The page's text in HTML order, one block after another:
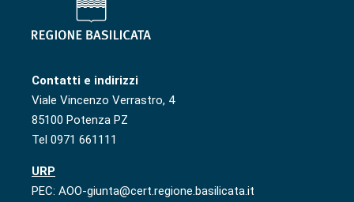
Contatti e indirizzi
Viale Vincenzo Verrastro, 4
85100 Potenza PZ
Tel 0971 661111
URP
PEC: AOO-giunta@cert.regione.basilicata.it